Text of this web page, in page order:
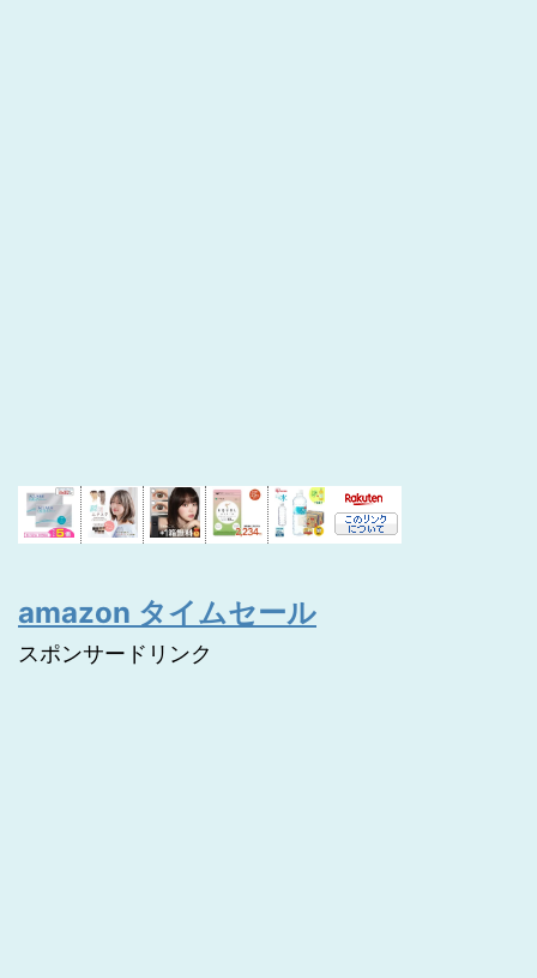
amazon タイムセール
スポンサードリンク